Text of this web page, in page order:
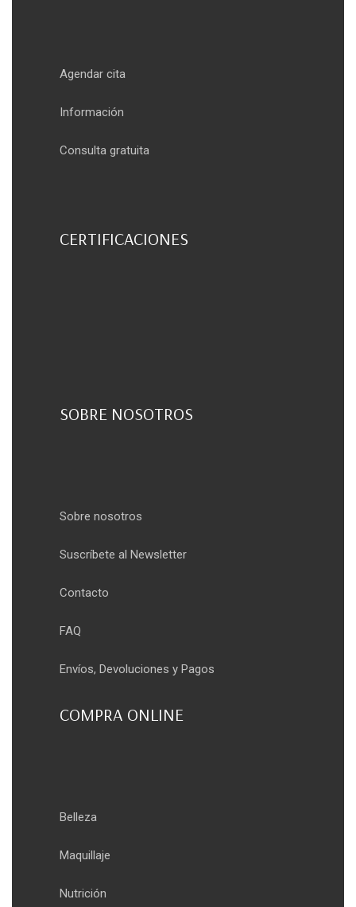
Agendar cita
Información
Consulta gratuita
CERTIFICACIONES
SOBRE NOSOTROS
Sobre nosotros
Suscríbete al Newsletter
Contacto
FAQ
Envíos, Devoluciones y Pagos
COMPRA ONLINE
Belleza
Maquillaje
Nutrición